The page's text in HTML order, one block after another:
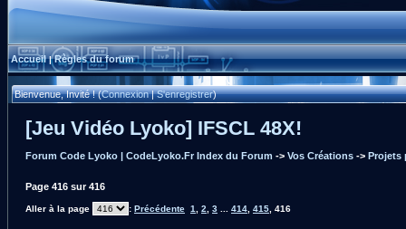
Accueil|Règles du forum
Bienvenue, Invité ! (Connexion|S'enregistrer)
[Jeu Vidéo Lyoko] IFSCL 48X!
Forum Code Lyoko | CodeLyoko.Fr Index du Forum -> Vos Créations -> Projets
Page 416 sur416
Aller à la page : Précédente 1 2 3 414 415 416